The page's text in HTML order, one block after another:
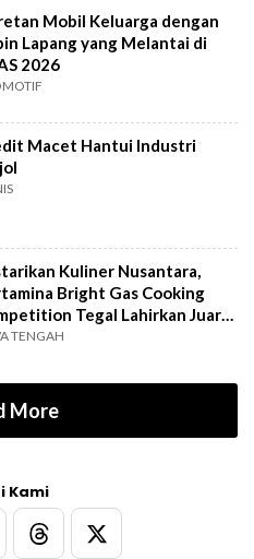
Mobil Keluarga dengan
Lapang yang Melantai di
2026
Macet Hantui Industri
Kuliner Nusantara,
Bright Gas Cooking
Tegal Lahirkan Juara
TENGAH
More
Kami